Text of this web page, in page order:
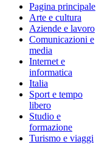
Pagina principale
Arte e cultura
Aziende e lavoro
Comunicazioni e
media
Internet e
informatica
Italia
Sport e tempo
libero
Studio e
formazione
Turismo e viaggi